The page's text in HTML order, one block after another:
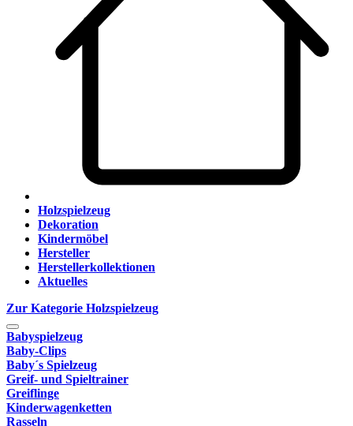
Holzspielzeug
Dekoration
Kindermöbel
Hersteller
Herstellerkollektionen
Aktuelles
Zur Kategorie Holzspielzeug
Babyspielzeug
Baby-Clips
Baby´s Spielzeug
Greif- und Spieltrainer
Greiflinge
Kinderwagenketten
Rasseln